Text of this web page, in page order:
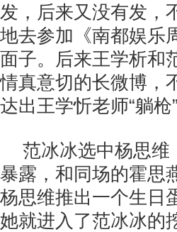
发，后来又没有发，
地去参加《南都娱乐
面子。后来王学析和
情真意切的长微博，
达出王学忻老师“躺枪
范冰冰选中杨思
暴露，和同场的霍思
杨思维推出一个生日
她就进入了范冰冰的